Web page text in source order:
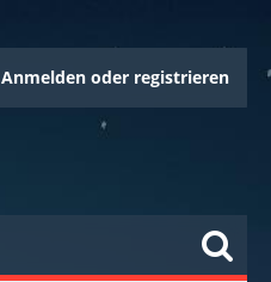
Anmelden oder registrieren